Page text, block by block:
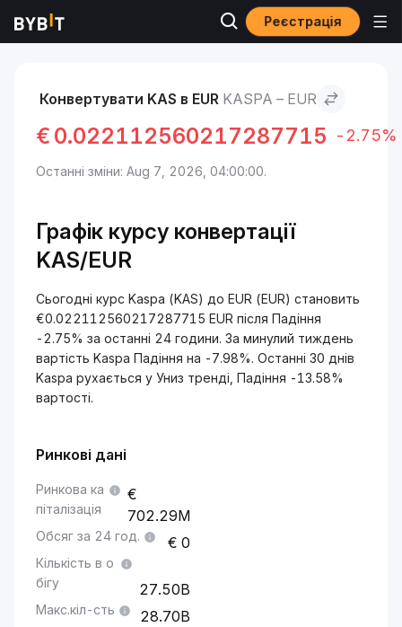
Реєстрація
Ринки Kaspa to EUR
Конвертувати KAS в EUR KASPA – EUR
€ 0.022112560217287715 -2.75%
Останні зміни: Aug 7, 2026, 04:00:00.
Графік курсу конвертації
KAS/EUR
Сьогодні курс Kaspa (KAS) до EUR (EUR) становить
€0.022112560217287715 EUR після Падіння
-2.75% за останні 24 години. За минулий тиждень
вартість Kaspa Падіння на -7.98%. Останні 30 днів
Kaspa рухається у Униз тренді, Падіння -13.58%
вартості.
Ринкові дані
Ринкова ка
піталізація
702.29M
Обсяг за 24 год. 0
Кількість в о
бігу
27.50B
Макс.кіл-сть 28.70B